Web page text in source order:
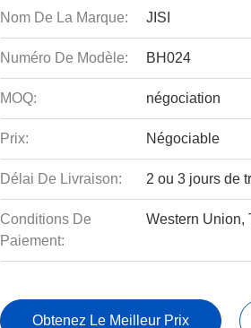
Nom De La Marque: JISI
Numéro De Modèle: BH024
MOQ: négociation
Prix: Négociable
Délai De Livraison: 2 ou 3 jours de
Conditions De
Paiement:
Western Union,
Obtenez Le Meilleur Prix